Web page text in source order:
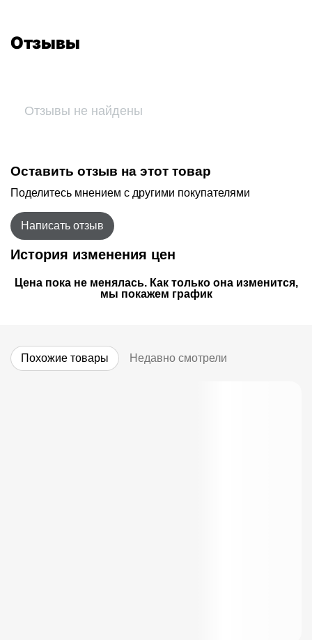
Отзывы
Отзывы не найдены
Оставить отзыв на этот товар
Поделитесь мнением с другими покупателями
Написать отзыв
История изменения цен
Цена пока не менялась. Как только она изменится,
мы покажем график
Похожие товары Недавно смотрели